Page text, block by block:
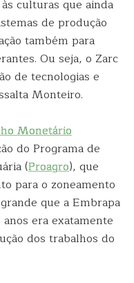
culturas que ainda
de produção
também para
Ou seja, o Zarc
de tecnologias e
Monteiro.
Monetário
do Programa de
(Proagro), que
para o zoneamento
que a Embrapa
era exatamente
dos trabalhos do